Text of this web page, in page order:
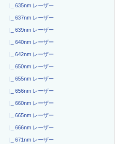
|_ 635nm レーザー
|_ 637nm レーザー
|_ 639nm レーザー
|_ 640nm レーザー
|_ 642nm レーザー
|_ 650nm レーザー
|_ 655nm レーザー
|_ 656nm レーザー
|_ 660nm レーザー
|_ 665nm レーザー
|_ 666nm レーザー
|_ 671nm レーザー